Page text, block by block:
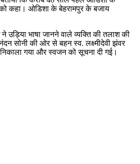
कहा। ओडिशा के बेहरामपुर के बजाय
भाषा जानने वाले व्यक्ति की तलाश की
सोनी की ओर से बहन स्व. लक्ष्मीदेवी झंवर
गया और स्वजन को सूचना दी गई।